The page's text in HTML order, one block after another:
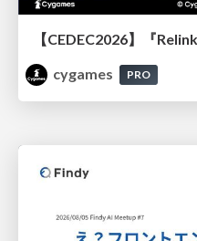
cygames
PRO